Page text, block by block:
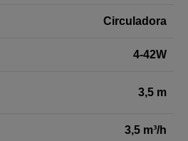
Circuladora
4-42W
3,5 m
3,5 m³/h